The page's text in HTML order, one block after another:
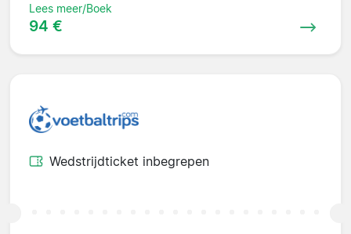
Lees meer/Boek
94 €
Wedstrijdticket inbegrepen